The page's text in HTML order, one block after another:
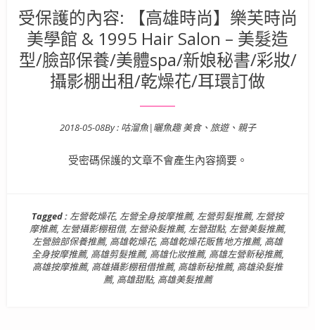
受保護的內容: 【高雄時尚】樂芙時尚
美學館 & 1995 Hair Salon – 美髮造
型/臉部保養/美體spa/新娘秘書/彩妝/
攝影棚出租/乾燥花/耳環訂做
Posted on
2018-05-08By : 咕溜魚|曬魚趣 美食、旅遊、親子
受密碼保護的文章不會產生內容摘要。
Tagged :左營乾燥花, 左營全身按摩推薦, 左營剪髮推薦, 左營按
摩推薦, 左營攝影棚租借, 左營染髮推薦, 左營甜點, 左營美髮推薦,
左營臉部保養推薦, 高雄乾燥花, 高雄乾燥花販售地方推薦, 高雄
全身按摩推薦, 高雄剪髮推薦, 高雄化妝推薦, 高雄左營新秘推薦,
高雄按摩推薦, 高雄攝影棚租借推薦, 高雄新秘推薦, 高雄染髮推
薦, 高雄甜點, 高雄美髮推薦